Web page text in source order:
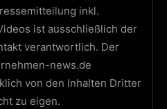
inkl.
ist ausschließlich der
verantwortlich. Der
news.de
von den Inhalten Dritter
zu eigen.